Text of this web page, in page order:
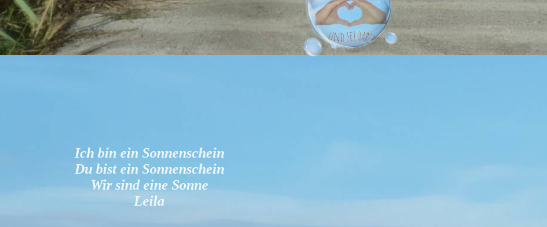
Ich bin ein Sonnenschein
Du bist ein Sonnenschein
Wir sind eine Sonne
Leila